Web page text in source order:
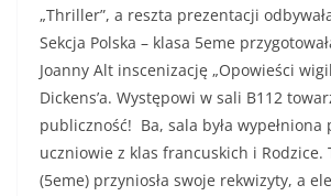
„Thriller”, a reszta prezentacji
Sekcja Polska – klasa 5eme
Joanny Alt inscenizację „Opowieści
Dickens’a. Występowi w sali B112
publiczność! Ba, sala była wypełniona
uczniowie z klas francuskich i
(5eme) przyniosła swoje rekwizyty, a